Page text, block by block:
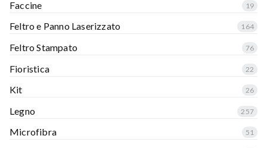
Faccine 19
Feltro e Panno Laserizzato 164
Feltro Stampato 76
Fioristica 22
Kit 26
Legno 257
Microfibra 51